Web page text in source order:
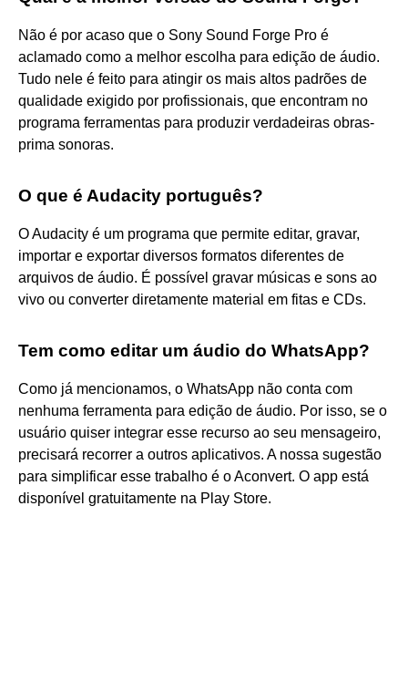
Não é por acaso que o Sony Sound Forge Pro é
aclamado como a melhor escolha para edição de áudio.
Tudo nele é feito para atingir os mais altos padrões de
qualidade exigido por profissionais, que encontram no
programa ferramentas para produzir verdadeiras obras-
prima sonoras.
O que é Audacity português?
O Audacity é um programa que permite editar, gravar,
importar e exportar diversos formatos diferentes de
arquivos de áudio. É possível gravar músicas e sons ao
vivo ou converter diretamente material em fitas e CDs.
Tem como editar um áudio do WhatsApp?
Como já mencionamos, o WhatsApp não conta com
nenhuma ferramenta para edição de áudio. Por isso, se o
usuário quiser integrar esse recurso ao seu mensageiro,
precisará recorrer a outros aplicativos. A nossa sugestão
para simplificar esse trabalho é o Aconvert. O app está
disponível gratuitamente na Play Store.